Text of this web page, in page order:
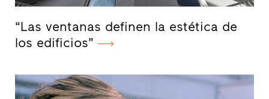
“Las ventanas definen la estética de
los edificios”